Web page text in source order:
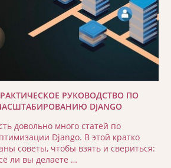
РУКОВОДСТВО ПО
DJANGO
довольно много статей по
Django. В этой кратко
советы, чтобы взять и свериться:
ли вы делаете …